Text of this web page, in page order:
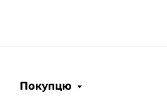
Покупцю